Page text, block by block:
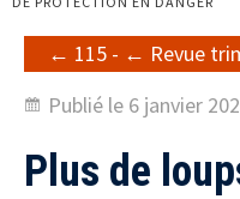
115 - Revue
Publié le 6 janvier
Plus de